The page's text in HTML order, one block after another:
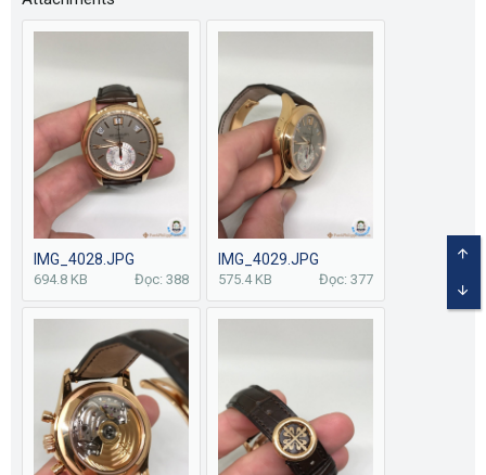
IMG_4028.JPG
694.8 KB Đọc: 388
IMG_4029.JPG
575.4 KB Đọc: 377
TOP